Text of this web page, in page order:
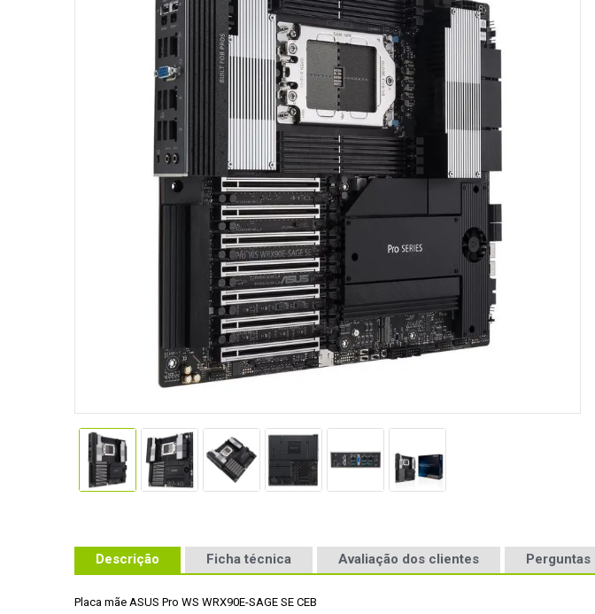
Descrição Ficha técnica Avaliação dos clientes Perguntas
Placa mãe ASUS Pro WS WRX90E-SAGE SE CEB
10º hd